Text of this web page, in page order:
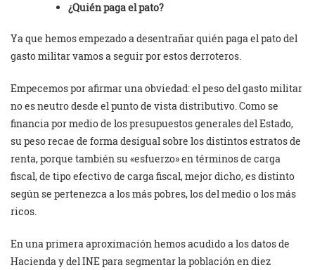
¿Quién paga el pato?
Ya que hemos empezado a desentrañar quién paga el pato del
gasto militar vamos a seguir por estos derroteros.
Empecemos por afirmar una obviedad: el peso del gasto militar
no es neutro desde el punto de vista distributivo. Como se
financia por medio de los presupuestos generales del Estado,
su peso recae de forma desigual sobre los distintos estratos de
renta, porque también su «esfuerzo» en términos de carga
fiscal, de tipo efectivo de carga fiscal, mejor dicho, es distinto
según se pertenezca a los más pobres, los del medio o los más
ricos.
En una primera aproximación hemos acudido a los datos de
Hacienda y del INE para segmentar la población en diez